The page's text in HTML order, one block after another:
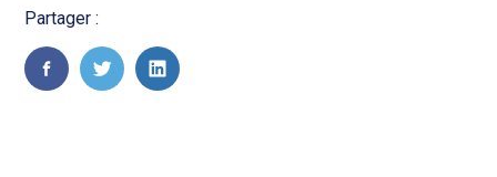
Partager :
FaceBook
TwitterLinkedIn